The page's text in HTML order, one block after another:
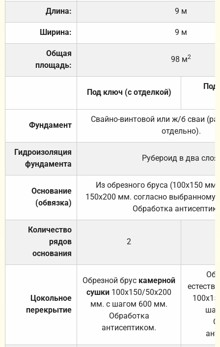
Длина: 9 м
Ширина: 9 м
Общая
площадь:
98 м2
Под ключ (с отделкой)
Под
Фундамент
Свайно-винтовой или ж/б сваи
отдельно).
Гидроизоляция
фундамента
Рубероид в два слоя.
Основание
(обвязка)
Из обрезного бруса (100х150
150х200 мм. согласно выбранному
Обработка
Количество
рядов
основания
2
Цокольное
перекрытие
Обрезной брус камерной
сушки 100х150/50х200
мм. с шагом 600 мм.
Обработка
антисептиком.